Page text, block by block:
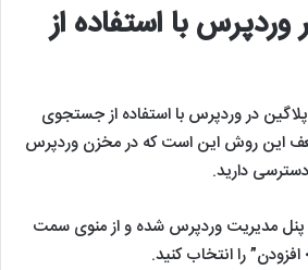
با استفاده از
در وردپرس با استفاده از جستجوی
این روش این است که در مخزن وردپرس
دسترسی دارید.
پنل مدیریت وردپرس شده و از منوی سمت
را انتخاب کنید.